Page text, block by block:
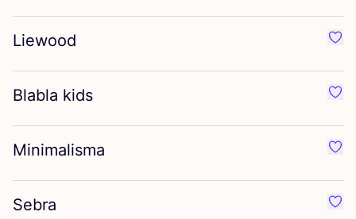
Liewood
Blabla kids
Minimalisma
Sebra